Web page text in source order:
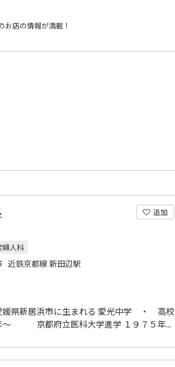
お店の情報が満載！
追加
婦人科
近鉄京都線 新田辺駅
県新居浜市に生まれる 愛光中学 ・ 高校
年～ 京都府立医科大学進学 １９７５年...